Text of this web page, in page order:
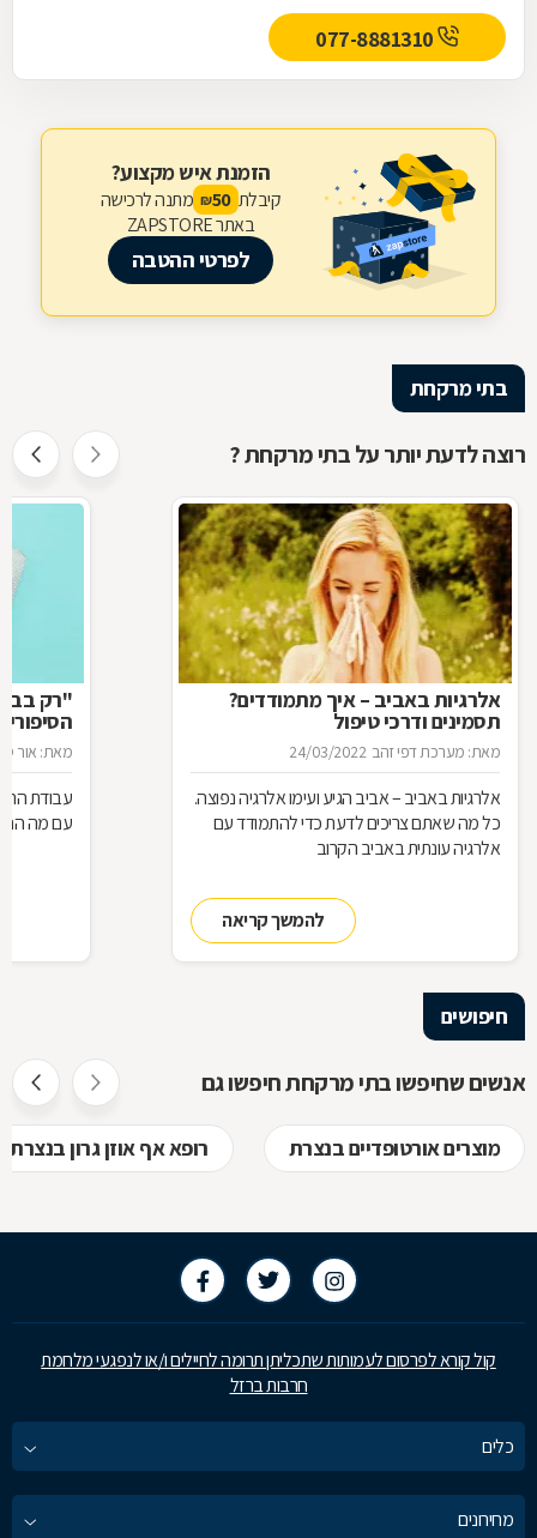
הזמנת איש מקצוע?
קיבלת 50
₪ מתנה לרכישה
באתר ZAPSTORE
לפרטי ההטבה
בתי מרקחת
רוצה לדעת יותר על בתי מרקחת ?
אלרגיות באביב – איך מתמודדים?
תסמינים ודרכי טיפול
מאת: מערכת דפי זהב 24/03/2022
אלרגיות באביב – אביב הגיע ועימו אלרגיה נפוצה.
כל מה שאתם צריכים לדעת כדי להתמודד עם
אלרגיה עונתית באביב הקרוב
להמשך קריאה
"רק
מאת: אור
עבודת
עם מה הם
חיפושים
אנשים שחיפשו בתי מרקחת חיפשו גם
מוצרים אורטופדיים בנצרת רופא אף אוזן גרון בנצרת
קול קורא לפרסום לעמותות שתכליתן תרומה לחיילים ו/או לנפגעי מלחמת
חרבות ברזל
כלים
מחירונים